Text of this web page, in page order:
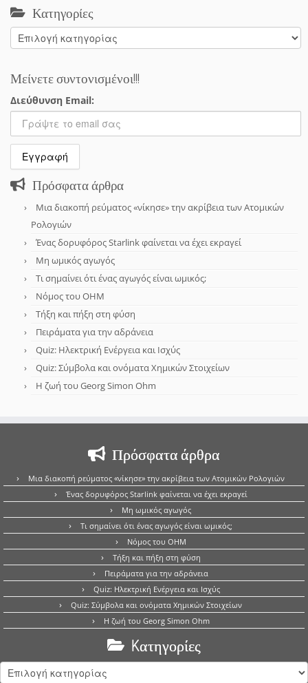
Κατηγορίες
Κατηγορίες
Μείνετε συντονισμένοι!!!
Διεύθυνση Email:
Πρόσφατα άρθρα
Μια διακοπή ρεύματος «νίκησε» την ακρίβεια των Ατομικών
Ρολογιών
Ένας δορυφόρος Starlink φαίνεται να έχει εκραγεί
Μη ωμικός αγωγός
Τι σημαίνει ότι ένας αγωγός είναι ωμικός;
Νόμος του OHM
Τήξη και πήξη στη φύση
Πειράματα για την αδράνεια
Quiz: Ηλεκτρική Ενέργεια και Ισχύς
Quiz: Σύμβολα και ονόματα Χημικών Στοιχείων
Η ζωή του Georg Simon Ohm
Πρόσφατα άρθρα
Μια διακοπή ρεύματος «νίκησε» την ακρίβεια των Ατομικών Ρολογιών
Ένας δορυφόρος Starlink φαίνεται να έχει εκραγεί
Μη ωμικός αγωγός
Τι σημαίνει ότι ένας αγωγός είναι ωμικός;
Νόμος του OHM
Τήξη και πήξη στη φύση
Πειράματα για την αδράνεια
Quiz: Ηλεκτρική Ενέργεια και Ισχύς
Quiz: Σύμβολα και ονόματα Χημικών Στοιχείων
Η ζωή του Georg Simon Ohm
Kατηγορίες
Kατηγορίες